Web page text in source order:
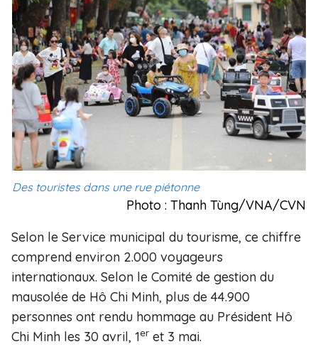
Des touristes dans une rue piétonne
Photo : Thanh Tùng/VNA/CVN
Selon le Service municipal du tourisme, ce chiffre
comprend environ 2.000 voyageurs
internationaux. Selon le Comité de gestion du
mausolée de Hô Chi Minh, plus de 44.900
personnes ont rendu hommage au Président Hô
Chi Minh les 30 avril, 1er et 3 mai.